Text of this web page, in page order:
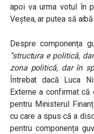
apoi va urma votul în
Veștea, ar putea să
Despre componența
“structura e politică,
zona politică, dar în
Întrebat dacă Luca
Externe a confirmat
pentru Ministerul
cu care a spus că a
pentru componența